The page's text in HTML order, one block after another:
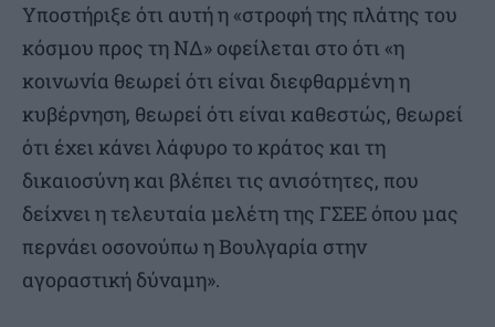
Υποστήριξε ότι αυτή η «στροφή της πλάτης του
κόσμου προς τη ΝΔ» οφείλεται στο ότι «η
κοινωνία θεωρεί ότι είναι διεφθαρμένη η
κυβέρνηση, θεωρεί ότι είναι καθεστώς, θεωρεί
ότι έχει κάνει λάφυρο το κράτος και τη
δικαιοσύνη και βλέπει τις ανισότητες, που
δείχνει η τελευταία μελέτη της ΓΣΕΕ όπου μας
περνάει οσονούπω η Βουλγαρία στην
αγοραστική δύναμη».